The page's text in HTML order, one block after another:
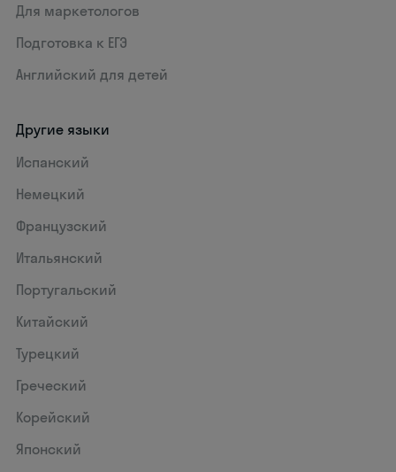
Для маркетологов
Подготовка к ЕГЭ
Английский для детей
Другие языки
Испанский
Немецкий
Французский
Итальянский
Португальский
Китайский
Турецкий
Греческий
Корейский
Японский